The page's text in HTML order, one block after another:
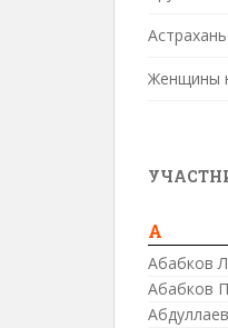
Женщины
А
Абабков
Абабков